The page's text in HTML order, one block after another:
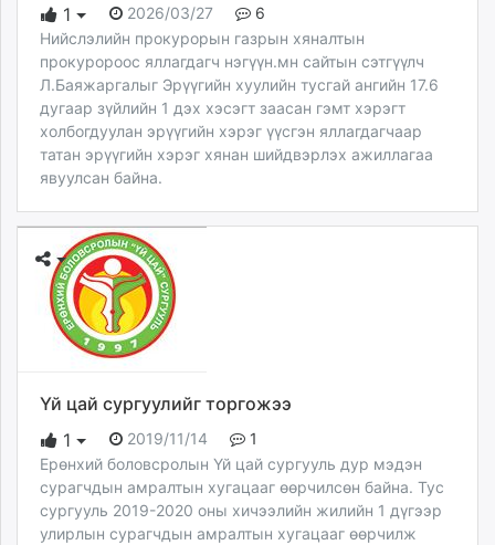
1 2026/03/27
6
Нийслэлийн прокурорын газрын хяналтын
прокуророос яллагдагч нэгүүн.мн сайтын сэтгүүлч
Л.Баяжаргалыг Эрүүгийн хуулийн тусгай ангийн 17.6
дугаар зүйлийн 1 дэх хэсэгт заасан гэмт хэрэгт
холбогдуулан эрүүгийн хэрэг үүсгэн яллагдагчаар
татан эрүүгийн хэрэг хянан шийдвэрлэх ажиллагаа
явуулсан байна.
Үй цай сургуулийг торгожээ
1
2019/11/14
1
Ерөнхий боловсролын Үй цай сургууль дур мэдэн
сурагчдын амралтын хугацааг өөрчилсөн байна. Тус
сургууль 2019-2020 оны хичээлийн жилийн 1 дүгээр
улирлын сурагчдын амралтын хугацааг өөрчилж